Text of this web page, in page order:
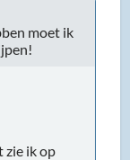
moet ik
zie ik op